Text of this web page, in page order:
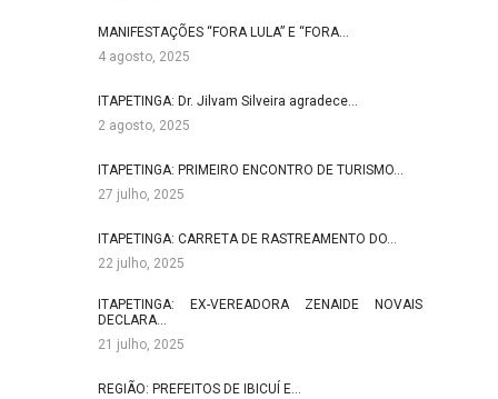
MANIFESTAÇÕES “FORA LULA” E “FORA…
4 agosto, 2025
ITAPETINGA: Dr. Jilvam Silveira agradece…
2 agosto, 2025
ITAPETINGA: PRIMEIRO ENCONTRO DE TURISMO…
27 julho, 2025
ITAPETINGA: CARRETA DE RASTREAMENTO DO…
22 julho, 2025
ITAPETINGA: EX-VEREADORA ZENAIDE NOVAIS
DECLARA…
21 julho, 2025
REGIÃO: PREFEITOS DE IBICUÍ E…